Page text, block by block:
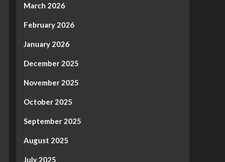
March 2026
February 2026
January 2026
December 2025
November 2025
October 2025
September 2025
August 2025
July 2025